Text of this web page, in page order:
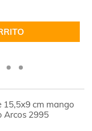
15,5x9 cm mango
Arcos 2995